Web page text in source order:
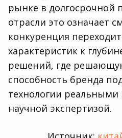
рынке в долгосрочной
отрасли это означает
конкуренция
характеристик к
решений, где
способность бренда
технологии
научной экспертизой.